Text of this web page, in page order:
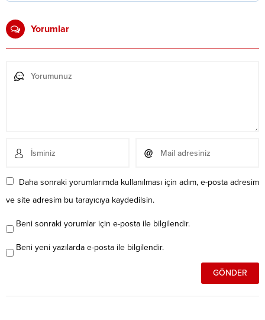
Yorumlar
Daha sonraki yorumlarımda kullanılması için adım, e-posta adresim
ve site adresim bu tarayıcıya kaydedilsin.
Beni sonraki yorumlar için e-posta ile bilgilendir.
Beni yeni yazılarda e-posta ile bilgilendir.